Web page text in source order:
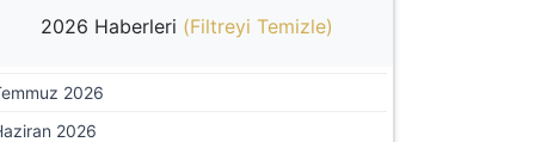
2026 Haberleri (Filtreyi Temizle)
2026
2026